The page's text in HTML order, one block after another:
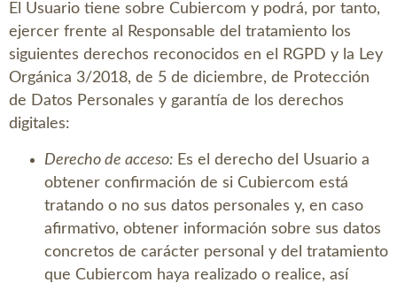
El Usuario tiene sobre Cubiercom y podrá, por tanto,
ejercer frente al Responsable del tratamiento los
siguientes derechos reconocidos en el RGPD y la Ley
Orgánica 3/2018, de 5 de diciembre, de Protección
de Datos Personales y garantía de los derechos
digitales:
Derecho de acceso: Es el derecho del Usuario a
obtener confirmación de si Cubiercom está
tratando o no sus datos personales y, en caso
afirmativo, obtener información sobre sus datos
concretos de carácter personal y del tratamiento
que Cubiercom haya realizado o realice, así